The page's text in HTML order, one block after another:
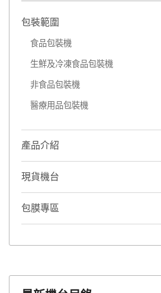
包裝範圍
食品包裝機
生鮮及冷凍食品包裝機
非食品包裝機
醫療用品包裝機
產品介紹
現貨機台
包膜專區